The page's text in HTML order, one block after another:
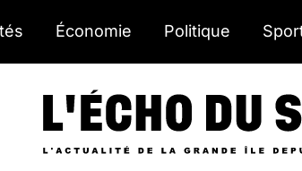
Économie Politique